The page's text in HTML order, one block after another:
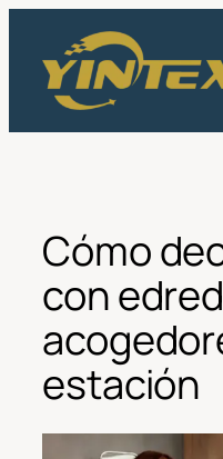
contenido
Cómo
con
estación